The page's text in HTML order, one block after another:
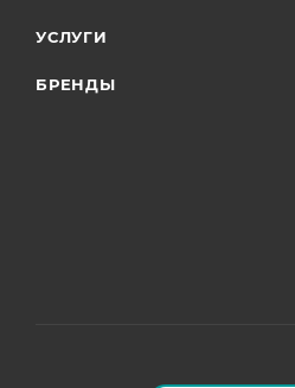
УСЛУГИ
БРЕНДЫ